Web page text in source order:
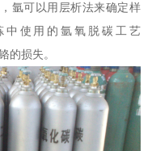
氩可以用层析法来确定样
使用的氩氧脱碳工艺
的损失。